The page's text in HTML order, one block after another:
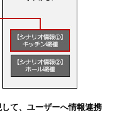
て、ユーザーへ情報連携